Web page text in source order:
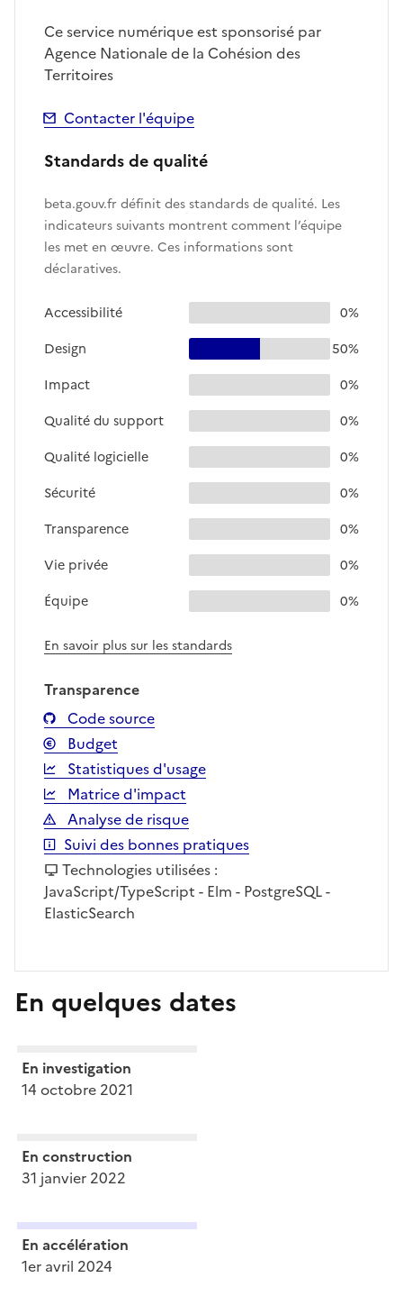
Ce service numérique est sponsorisé par
Agence Nationale de la Cohésion des
Territoires
Contacter l'équipe
Standards de qualité
beta.gouv.fr définit des standards de qualité. Les
indicateurs suivants montrent comment l’équipe
les met en œuvre. Ces informations sont
déclaratives.
Accessibilité
0%
Design
50%
Impact
0%
Qualité du support
0%
Qualité logicielle
0%
Sécurité
0%
Transparence
0%
Vie privée
0%
Équipe
0%
En savoir plus sur les standards
Transparence
Code source
Budget
Statistiques d'usage
Matrice d'impact
Analyse de risque
Suivi des bonnes pratiques
Technologies utilisées :
JavaScript/TypeScript - Elm - PostgreSQL -
ElasticSearch
En quelques dates
En investigation
14 octobre 2021
En construction
31 janvier 2022
En accélération
1er avril 2024